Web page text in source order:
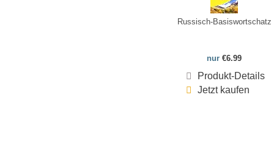
Russisch-Basiswortschatz
nur €6.99
Produkt-Details
Jetzt kaufen